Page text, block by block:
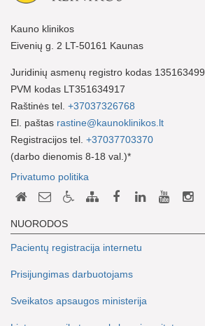
Kauno klinikos
Eivenių g. 2 LT-50161 Kaunas
Juridinių asmenų registro kodas 135163499
PVM kodas LT351634917
Raštinės tel. +37037326768
El. paštas rastine@kaunoklinikos.lt
Registracijos tel. +37037703370
(darbo dienomis 8-18 val.)*
Privatumo politika
NUORODOS
Pacientų registracija internetu
Prisijungimas darbuotojams
Sveikatos apsaugos ministerija